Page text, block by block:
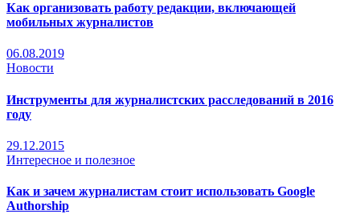
Как организовать работу редакции, включающей
мобильных журналистов
06.08.2019
Новости
Инструменты для журналистских расследований в 2016
году
29.12.2015
Интересное и полезное
Как и зачем журналистам стоит использовать Google
Authorship